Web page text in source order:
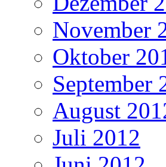
November
Oktober
September
August
Juli 2012